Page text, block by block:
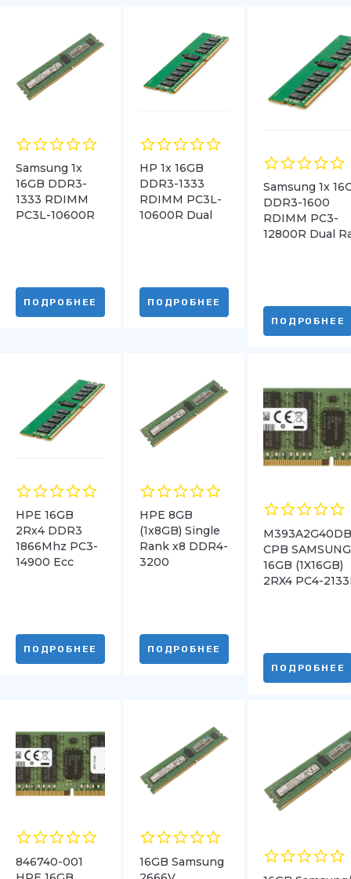
Samsung 1x
16GB DDR3-
1333 RDIMM
PC3L-10600R
ПОДРОБНЕЕ
HP 1x 16GB
DDR3-1333
RDIMM PC3L-
10600R Dual
ПОДРОБНЕЕ
Samsung 1x
DDR3-1600
RDIMM PC3-
12800R Dual
ПОДРОБНЕЕ
HPE 16GB
2Rx4 DDR3
1866Mhz PC3-
14900 Ecc
ПОДРОБНЕЕ
HPE 8GB
(1x8GB) Single
Rank x8 DDR4-
3200
ПОДРОБНЕЕ
CPB SAMSUNG
16GB (1X16GB)
2RX4 PC4-
ПОДРОБНЕЕ
846740-001
16GB Samsung